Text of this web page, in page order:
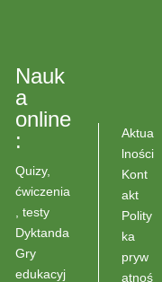
Nauk
a
online
:
Quizy,
ćwiczenia
, testy
Dyktanda
Gry
edukacyj
Aktua
lności
Kont
akt
Polity
ka
pryw
atnoś